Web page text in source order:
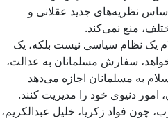
نظریه‌های جدید عقلانی و
منع نمی‌کند.
یک نظام سیاسی نیست بلکه، یک
سفارش مسلمانان به عدالت،
به مسلمانان اجازه می‌دهد
دنیوی خود را مدیریت کنند.
چون فواد زکریا، خلیل عبدالکریم،